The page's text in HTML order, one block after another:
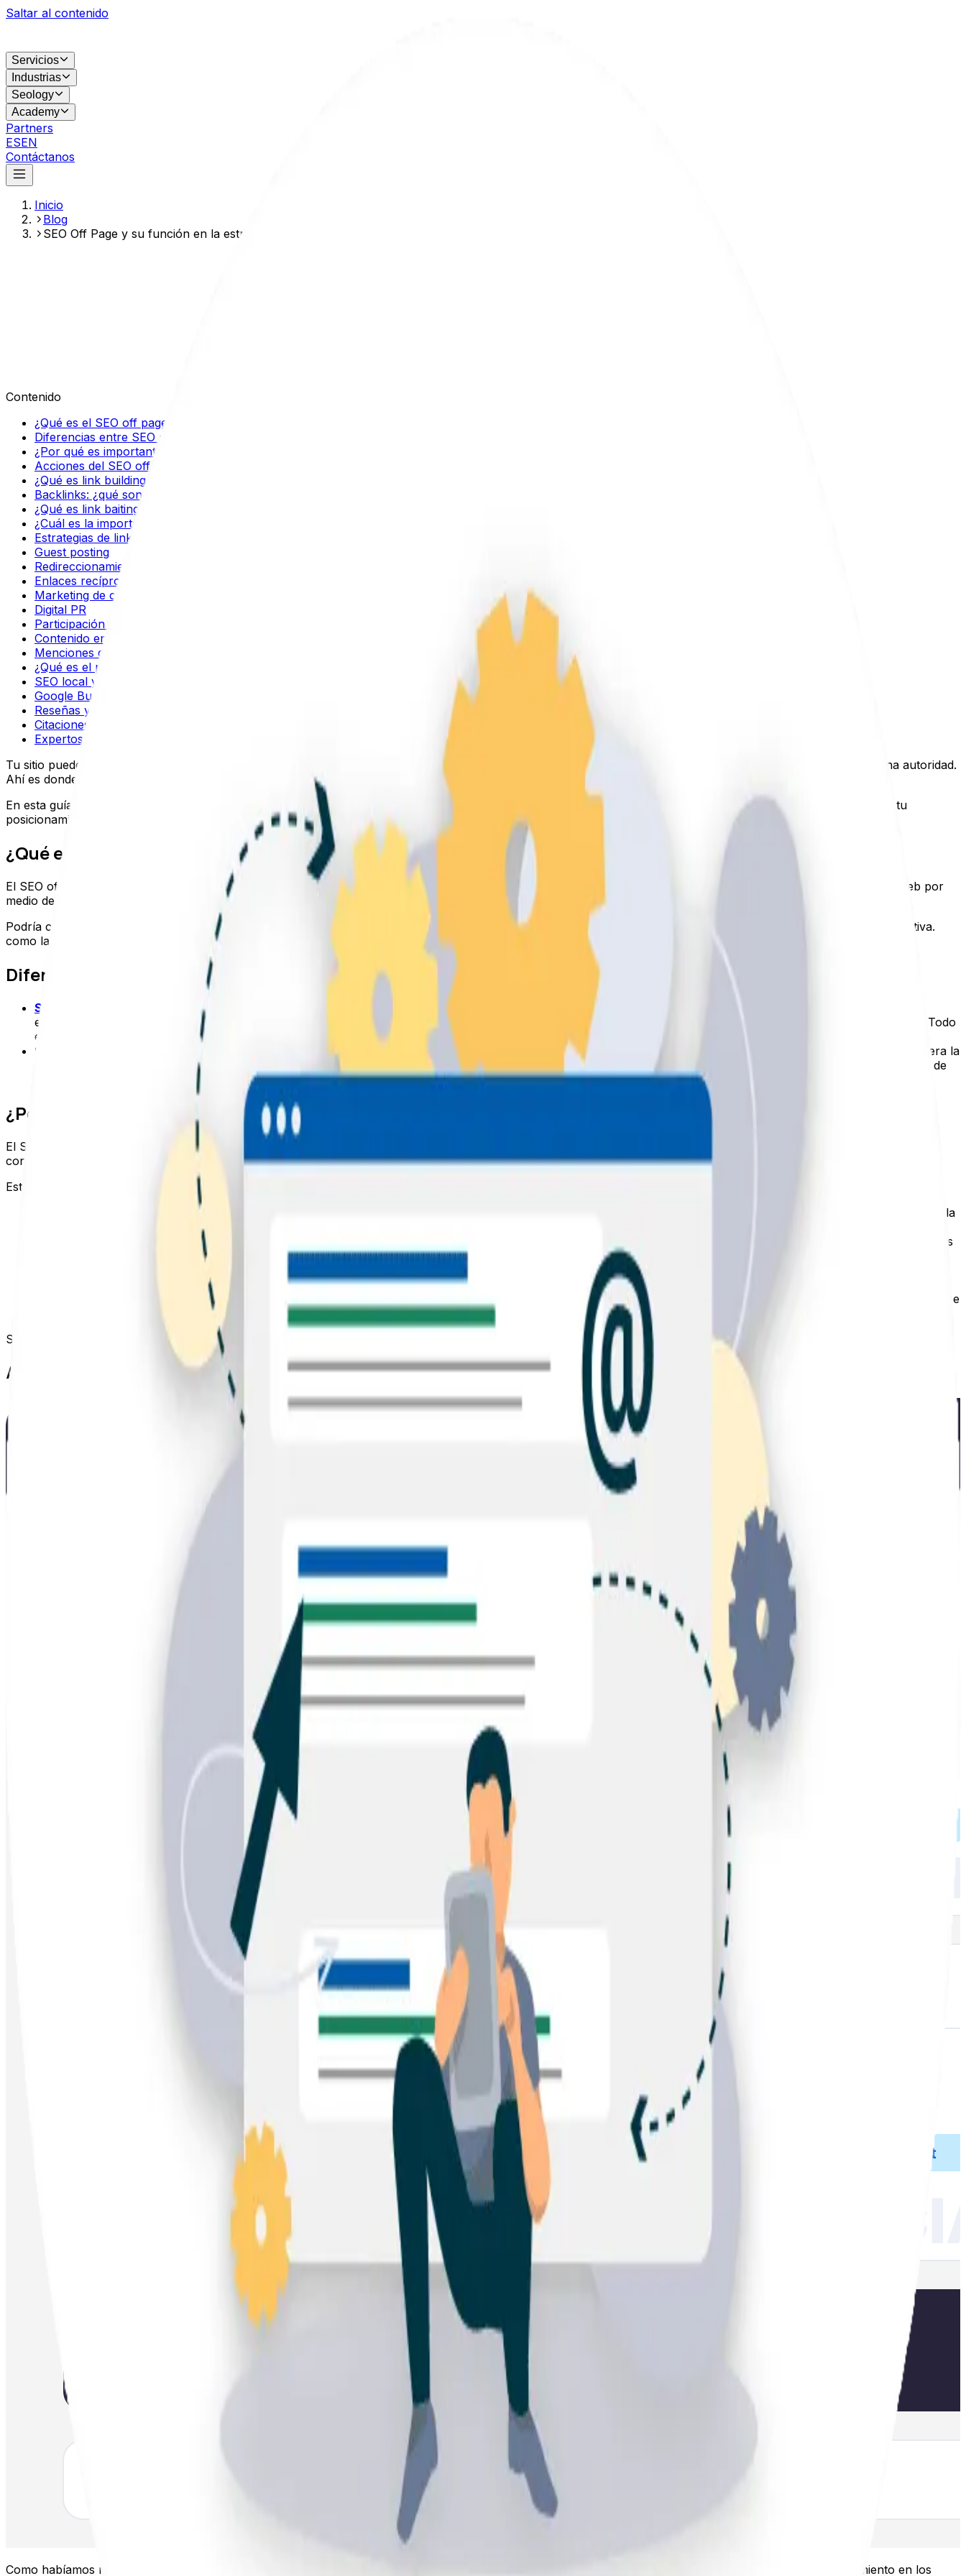
Saltar al contenido
Servicios
Industrias
Seology
Academy
Partners
ESEN
Contáctanos
Inicio
Blog
SEO Off Page y su función en la estrategia web
Contenido
¿Qué es el SEO off page?
Diferencias entre SEO on page y off page
¿Por qué es importante el SEO off page?
Acciones del SEO off page
¿Qué es link building?
Backlinks: ¿qué son?
¿Qué es link baiting?
¿Cuál es la importancia de los enlaces?
Estrategias de link building
Guest posting
Redireccionamiento de enlaces rotos
Enlaces recíprocos
Marketing de contenidos como estrategia off page
Digital PR
Participación en podcasts y webinars
Contenido en foros y comunidades
Menciones de marca (brand mentions)
¿Qué es el puntaje de autoridad?
SEO local y su relación con el off page
Google Business Profile
Reseñas y valoraciones
Citaciones NAP
Expertos SEO a tu disposición en Colombia y Chile
Tu sitio puede tener el mejor contenido y la estructura técnica más sólida, pero si nadie habla de ti fuera de tu web, Google no tiene razones para considerarte una autoridad.
Ahí es donde entra el SEO off page.
En esta guía te explicamos qué es, en qué se diferencia del SEO on page, y cuáles son las estrategias que realmente funcionan para construir autoridad y mejorar tu
posicionamiento orgánico.
¿Qué es el SEO off page?
El SEO off page se enfoca en cubrir las tácticas que se llevan a cabo por fuera de un sitio web. Son los elementos que permiten crear referencias hacia mi página web por
medio de acciones de optimización externas a la propia web y principalmente se realiza la creación de
enlaces externos
Podría considerarse que consiste únicamente en la generación de enlaces, aunque se pueden aplicar otras técnicas de SEO Off Page para lograr una ventaja competitiva.
como la construcción de marca, generación de citas, marketing de contenidos, redes sociales, entre otros.
Diferencias entre SEO on page y off page
SEO On Page
cubre las tácticas que usas en tu sitio para ayudar a los motores de búsqueda a entender y posicionar mejor tu contenido. Desde la creación de un
excelente contenido en tu sitio, optimización de etiquetas título, etiquetas meta y etiquetas de encabezado; hasta enlaces internos, optimización de imágenes y más. Todo
esto se considera parte del SEO on page.
SEO Off Page:
incluye aquellas tácticas que se relacionan con las actividades realizadas fuera de tu propio sitio web. La generación de enlaces a menudo se considera la
principal táctica off page. Sin embargo, esto también incluye tácticas como marketing de contenidos, redes sociales, participación en podcasts, reseñas, generación de
¿Por qué es importante el SEO off page?
El SEO off page es determinante para que los motores de búsqueda evalúen la
contenido mejor optimizado puede pasar desapercibido en los resultados de búsqueda.
Estas son las razones principales por las que el SEO off page marca la diferencia:
los enlaces entrantes de sitios relevantes le indican a Google que tu contenido es valioso. A mayor cantidad y calidad de backlinks, mayor será la
autoridad que tu dominio acumule frente a la competencia.
E-E-A-T (Experiencia, Expertise, Autoridad, Confianza):
Google evalúa estos cuatro factores para determinar la calidad de un sitio. Las menciones de marca, reseñas
positivas y enlaces desde fuentes reconocidas fortalecen tu perfil de E-E-A-T.
en nichos donde todos los competidores tienen buen contenido y SEO on page, el off page se convierte en el factor diferenciador. Los
sitios con mejor perfil de enlaces y mayor presencia de marca tienden a ocupar las primeras posiciones.
además del beneficio en rankings, los enlaces desde otros sitios generan visitas directas de usuarios interesados en tu temática, lo que se traduce
Según un
estudio de Backlinko , los factores off page - especialmente los backlinks - siguen siendo una de las tres señales de ranking más importantes para Google en 2026.
Acciones del SEO off page
Como habíamos mencionado anteriormente existe gran variedad de técnicas que podemos llevar a cabo para mejorar en tráfico de búsqueda y el posicionamiento en los